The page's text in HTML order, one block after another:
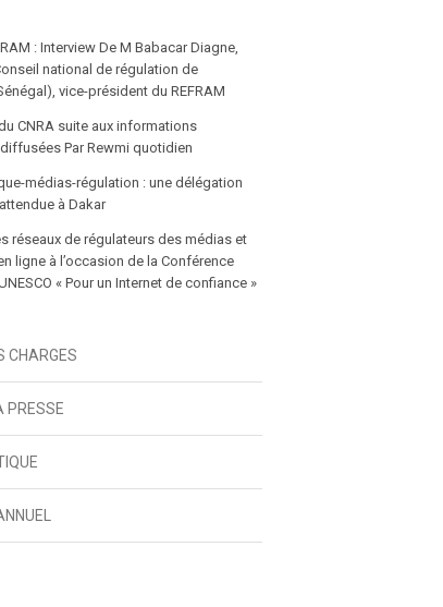
: Interview De M Babacar Diagne,
national de régulation de
vice-président du REFRAM
CNRA suite aux informations
Par Rewmi quotidien
médias-régulation : une délégation
à Dakar
réseaux de régulateurs des médias et
ligne à l’occasion de la Conférence
« Pour un Internet de confiance »
CHARGES
PRESSE